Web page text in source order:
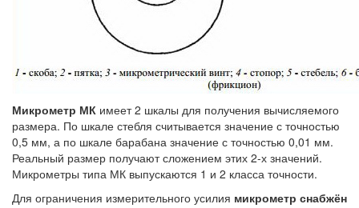
Микрометр МК имеет 2 шкалы для получения вычисляемого
размера. По шкале стебля считывается значение с точностью
0,5 мм, а по шкале барабана значение с точностью 0,01 мм.
Реальный размер получают сложением этих 2-х значений.
Микрометры типа МК выпускаются 1 и 2 класса точности.
Для ограничения измерительного усилия микрометр снабжён